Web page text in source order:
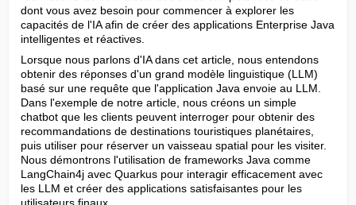
dont vous avez besoin pour commencer à explorer les
capacités de l'IA afin de créer des applications Enterprise Java
intelligentes et réactives.
Lorsque nous parlons d'IA dans cet article, nous entendons
obtenir des réponses d'un grand modèle linguistique (LLM)
basé sur une requête que l'application Java envoie au LLM.
Dans l'exemple de notre article, nous créons un simple
chatbot que les clients peuvent interroger pour obtenir des
recommandations de destinations touristiques planétaires,
puis utiliser pour réserver un vaisseau spatial pour les visiter.
Nous démontrons l'utilisation de frameworks Java comme
LangChain4j avec Quarkus pour interagir efficacement avec
les LLM et créer des applications satisfaisantes pour les